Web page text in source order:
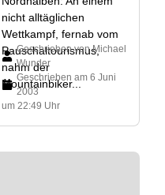
nicht alltäglichen
Wettkampf, fernab vom
Pauschaltourismus,
nahm der
Mountainbiker...
Geschrieben vonMichael
Wunder
Geschrieben am 6 Juni
2003
um 22:49 Uhr